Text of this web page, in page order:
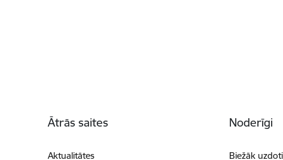
Ātrās saites
Aktualitātes
Noderīgi
Biežāk